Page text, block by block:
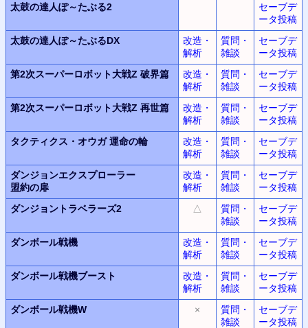
太鼓の達人ぽ～たぶる2
セーブデ
ータ投稿
太鼓の達人ぽ～たぶるDX
改造・
解析
質問・
雑談
セーブデ
ータ投稿
第2次スーパーロボット大戦Z 破界篇
改造・
解析
質問・
雑談
セーブデ
ータ投稿
第2次スーパーロボット大戦Z 再世篇
改造・
解析
質問・
雑談
セーブデ
ータ投稿
タクティクス・オウガ運命の輪
改造・
解析
質問・
雑談
セーブデ
ータ投稿
ダンジョンエクスプローラー
盟約の扉
改造・
解析
質問・
雑談
セーブデ
ータ投稿
ダンジョントラベラーズ2
△
質問・
雑談
セーブデ
ータ投稿
ダンボール戦機
改造・
解析
質問・
雑談
セーブデ
ータ投稿
ダンボール戦機ブースト
改造・
解析
質問・
雑談
セーブデ
ータ投稿
ダンボール戦機W
×
質問・
雑談
セーブデ
ータ投稿